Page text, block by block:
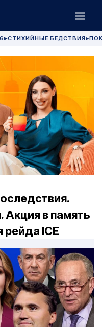
▶СТИХИЙНЫЕ БЕДСТВИЯ▶
в память
рейда ICE